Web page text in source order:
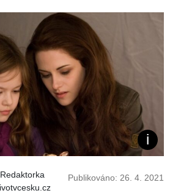
Publikováno: 26. 4. 2021